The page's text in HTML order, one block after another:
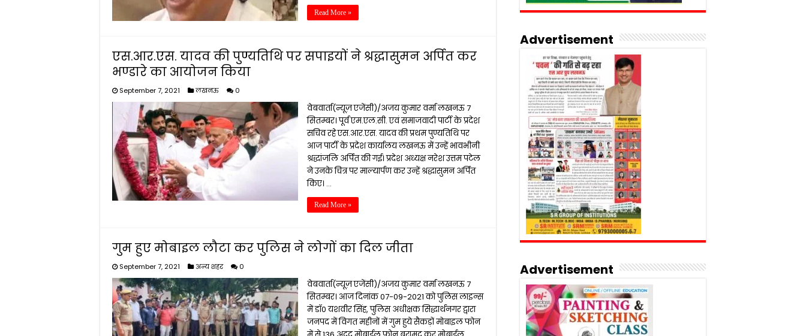
Read More »
एस.आर.एस. यादव की पुण्यतिथि पर सपाइयों ने श्रद्धासुमन अर्पित कर
भण्डारे का आयोजन किया
September 7, 2021 लखनऊ 0
वेबवार्ता(न्यूज़ एजेंसी)/अजय कुमार वर्मा लखनऊ 7
सितम्बर। पूर्व एम.एल.सी. एवं समाजवादी पार्टी के प्रदेश
सचिव रहे एस.आर.एस. यादव की प्रथम पुण्यतिथि पर
आज पार्टी के प्रदेश कार्यालय लखनऊ में उन्हें भावभीनी
श्रद्धांजलि अर्पित की गई। प्रदेश अध्यक्ष नरेश उत्तम पटेल
ने उनके चित्र पर माल्यार्पण कर उन्हें श्रद्धासुमन अर्पित
किए। …
Read More »
गुम हुए मोबाइल लौटा कर पुलिस ने लोगों का दिल जीता
September 7, 2021 अन्य शहर 0
वेबवार्ता(न्यूज़ एजेंसी)/अजय कुमार वर्मा लखनऊ 7
सितम्बर। आज दिनांक 07-09-2021 को पुलिस लाइन्स
में डॉ0 यशवीर सिंह, पुलिस अधीक्षक सिद्धार्थनगर द्वारा
जनपद में विगत महीनों में गुम हुये सैकड़ों मोबाइल फोन
Advertisement
Advertisement